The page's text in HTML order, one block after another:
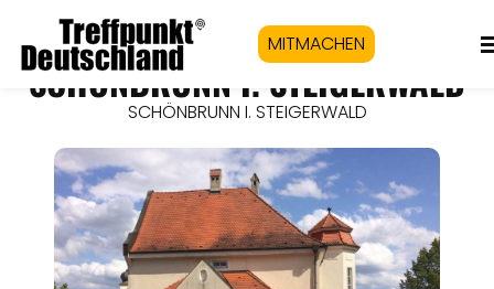
MITMACHEN
SCHÖNBRUNN I. STEIGERWALD
SCHÖNBRUNN I. STEIGERWALD